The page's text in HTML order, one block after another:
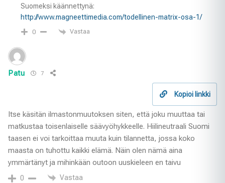
Suomeksi käännettynä:
http://www.magneettimedia.com/todellinen-matrix-osa-1/
0 Vastaa
Patu 7
Kopioi linkki
Itse käsitän ilmastonmuutoksen siten, että joku muuttaa tai
matkustaa toisenlaiselle säävyöhykkeelle. Hiilineutraali Suomi
taasen ei voi tarkoittaa muuta kuin tilannetta, jossa koko
maasta on tuhottu kaikki elämä. Näin olen nämä aina
ymmärtänyt ja mihinkään outoon uuskieleen en taivu
0 Vastaa